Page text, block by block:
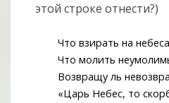
этой строке отнести?)
Что взирать на
Что молить
Возвращу ль
«Царь Небес, то